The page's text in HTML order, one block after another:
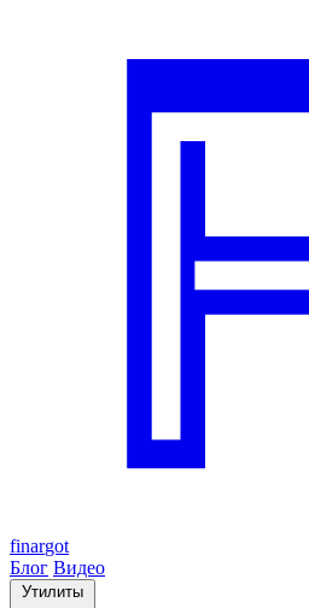
finargot
Блог Видео
Утилиты